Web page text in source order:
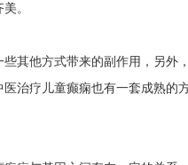
。
其他方式带来的副作用，另外
治疗儿童癫痫也有一套成熟的